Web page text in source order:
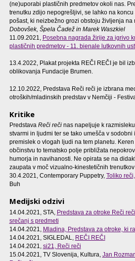
(ne)uporabi plastičnih predmetov okoli nas.
trenutku zdijo nepogrešljivi, se lahko na
pošast, ki neizbežno grozi obstoju življenja na
Dobovšek, Špela Čadež in Marek Waszkiel
11.09.2021, Posebna nagrada žirije za igrivo
plastičnih predmetov - 11. bienale lutkovnih
13.4.2022, Plakat projekta REČI REČI je bil
oblikovanja Fundacije Brumen.
12.10.2022, Predstava Reči reči je izbrana
otroških/mladinskih predstav v Nemčiji -
Kritike
Predstava Reči rečinas napeljuje k
stvarmi in ljudmi ter se tako umešča v
premislek o vlogah ljudi na tem planetu.
občinstvu to tematsko polje približata
humorja in navihanosti. Ne opirata se na
zaupata v moč vizualno-kinestetičnih
30.4.2021, Contemporary Puppetry, Toliko
Buh
Medijski odzivi
14.04.2021, STA, Predstava za otroke Reči
srečanj s predmeti
14.04.2021, Mladina, Predstava za otroke, ki
14.04.2021, SIGLEDAL, REČI REČI
14.04.2021, si21, Reči reči
15.04.2021, TV Slovenija, Kultura, Jan